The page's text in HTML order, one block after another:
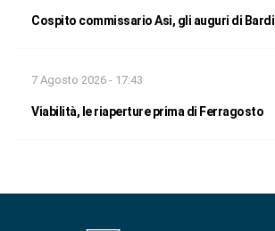
Cospito commissario Asi, gli auguri di Bardi
7 Agosto 2026 - 17:43
Viabilità, le riaperture prima di Ferragosto